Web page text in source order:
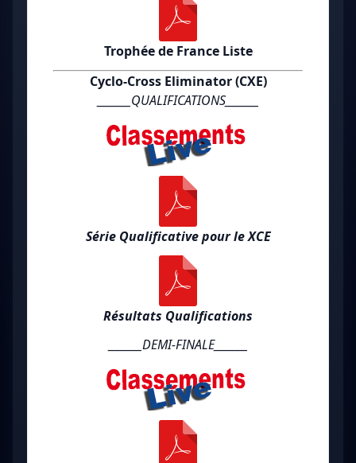
Trophée de France Liste
Cyclo-Cross Eliminator (CXE)
_______QUALIFICATIONS_______
Série Qualificative pour le XCE
Résultats Qualifications
_______DEMI-FINALE_______